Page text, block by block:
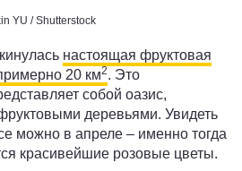
YU / Shutterstock
настоящая фруктовая
20 км2. Это
собой оазис,
деревьями. Увидеть
можно в апреле – именно тогда
красивейшие розовые цветы.